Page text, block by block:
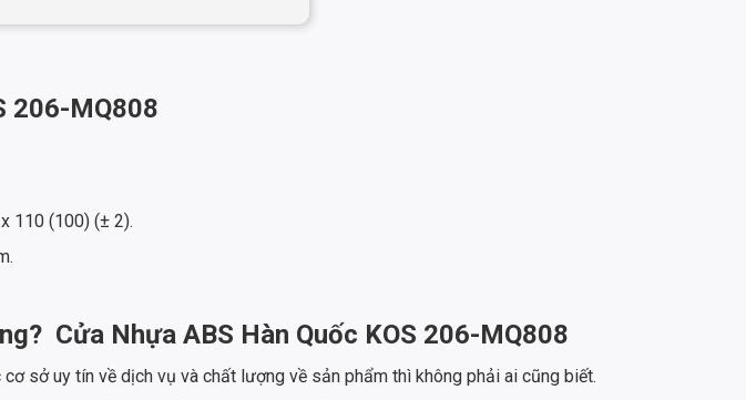
206-MQ808
110 (100) (± 2).
Cửa Nhựa ABS Hàn Quốc KOS 206-MQ808
sở uy tín về dịch vụ và chất lượng về sản phẩm thì không phải ai cũng biết.